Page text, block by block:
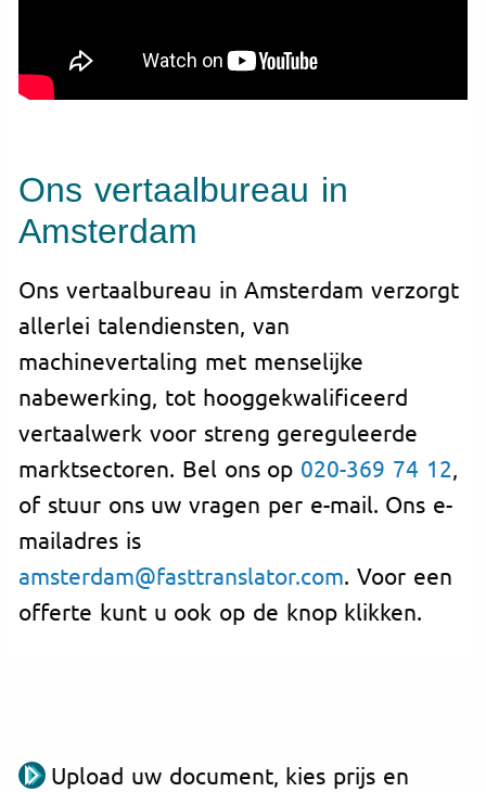
Ons vertaalbureau in
Amsterdam
Ons vertaalbureau in Amsterdam verzorgt
allerlei talendiensten, van
machinevertaling met menselijke
nabewerking, tot hooggekwalificeerd
vertaalwerk voor streng gereguleerde
marktsectoren. Bel ons op 020-369 74 12
of stuur ons uw vragen per e-mail. Ons e-
mailadres is
amsterdam@fasttranslator.com. Voor een
offerte kunt u ook op de knop klikken.
Upload uw document, kies prijs en